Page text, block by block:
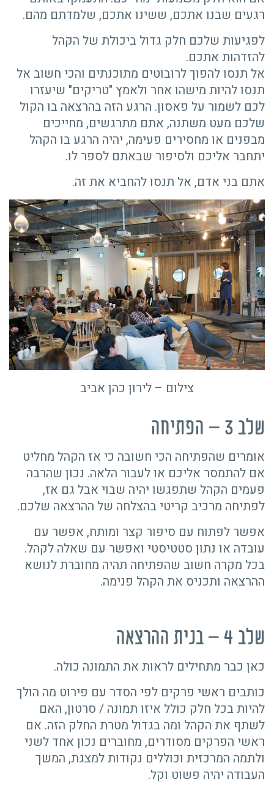
רגעים שבנו אתכם, ששינו אתכם, שלמדתם מהם.
לפגיעות שלכם חלק גדול ביכולת של הקהל
להזדהות אתכם.
אל תנסו להפוך לרובוטים מתוכנתים והכי חשוב אל
תנסו להיות מישהו אחר ולאמץ "טריקים" שיעזרו
לכם לשמור על פאסון. הרגע הזה בהרצאה בו הקול
שלכם מעט משתנה, אתם מתרגשים, מחייכים
מבפנים או מחסירים פעימה, יהיה הרגע בו הקהל
יתחבר אליכם ולסיפור שבאתם לספר לו.
אתם בני אדם, אל תנסו להחביא את זה.
צילום – לירון כהן אביב
שלב 3 – הפתיחה
אומרים שהפתיחה הכי חשובה כי אז הקהל מחליט
אם להתמסר אליכם או לעבור הלאה. נכון שהרבה
פעמים הקהל שתפגשו יהיה שבוי אבל גם אז,
לפתיחה מרכיב קריטי בהצלחה של ההרצאה שלכם.
אפשר לפתוח עם סיפור קצר ומותח, אפשר עם
עובדה או נתון סטטיסטי ואפשר עם שאלה לקהל.
בכל מקרה חשוב שהפתיחה תהיה מחוברת לנושא
ההרצאה ותכניס את הקהל פנימה.
שלב 4 – בנית ההרצאה
כאן כבר מתחילים לראות את התמונה כולה.
כותבים ראשי פרקים לפי הסדר עם פירוט מה הולך
להיות בכל חלק כולל איזו תמונה / סרטון, האם
לשתף את הקהל ומה בגדול מטרת החלק הזה. אם
ראשי הפרקים מסודרים, מחוברים נכון אחד לשני
ולתמה המרכזית וכוללים נקודות למצגת, המשך
העבודה יהיה פשוט וקל.